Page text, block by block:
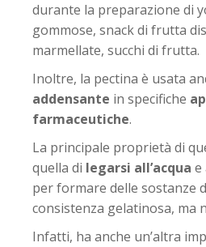
durante la preparazione di
gommose, snack di frutta
marmellate, succhi di frutta.
Inoltre, la pectina è usata
addensante in specifiche
farmaceutiche.
La principale proprietà di
quella di legarsi all’acqua e
per formare delle sostanze
consistenza gelatinosa, ma
Infatti, ha anche un’altra